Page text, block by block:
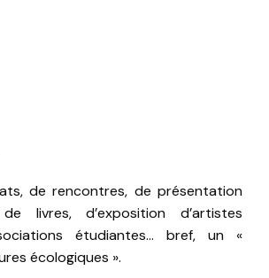
de rencontres, de présentation
livres, d’exposition d’artistes
étudiantes… bref, un «
écologiques ».